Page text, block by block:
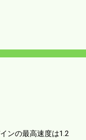
ンの最高速度は1.2